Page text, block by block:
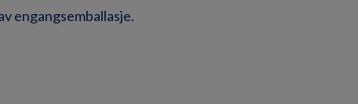
engangsemballasje.